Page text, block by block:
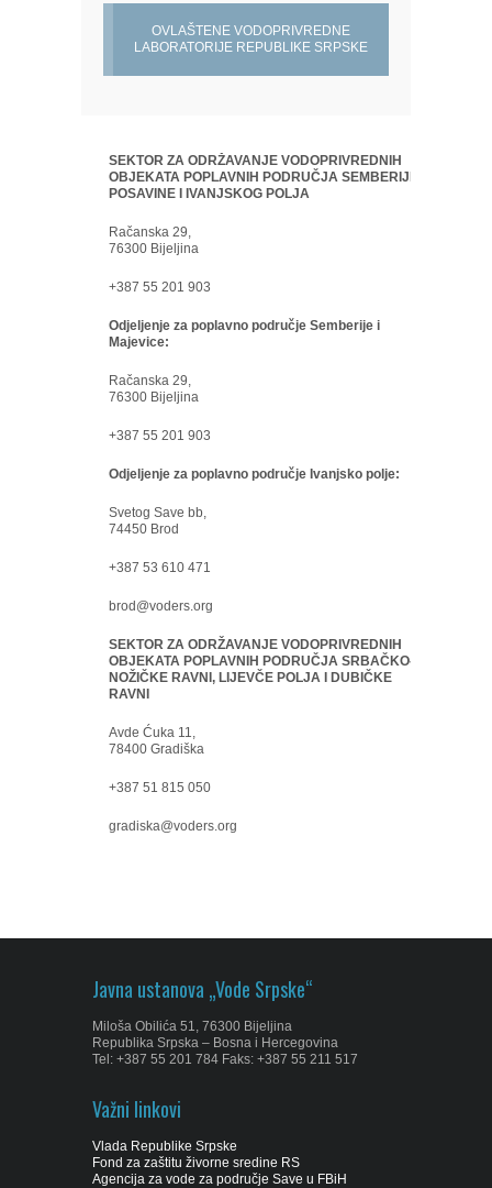
OVLAŠTENE VODOPRIVREDNE
LABORATORIJE REPUBLIKE SRPSKE
SEKTOR ZA ODRŽAVANJE VODOPRIVREDNIH
OBJEKATA POPLAVNIH PODRUČJA SEMBERIJE,
POSAVINE I IVANJSKOG POLJA
Račanska 29,
76300 Bijeljina
+387 55 201 903
Odjeljenje za poplavno područje Semberije i
Majevice:
Račanska 29,
76300 Bijeljina
+387 55 201 903
Odjeljenje za poplavno područje Ivanjsko polje:
Svetog Save bb,
74450 Brod
+387 53 610 471
brod@voders.org
SEKTOR ZA ODRŽAVANJE VODOPRIVREDNIH
OBJEKATA POPLAVNIH PODRUČJA SRBAČKO-
NOŽIČKE RAVNI, LIJEVČE POLJA I DUBIČKE
RAVNI
Avde Ćuka 11,
78400 Gradiška
+387 51 815 050
gradiska@voders.org
Javna ustanova „Vode Srpske“
Miloša Obilića 51, 76300 Bijeljina
Republika Srpska – Bosna i Hercegovina
Tel: +387 55 201 784 Faks: +387 55 211 517
Važni linkovi
Vlada Republike Srpske
Fond za zaštitu živorne sredine RS
Agencija za vode za područje Save u FBiH